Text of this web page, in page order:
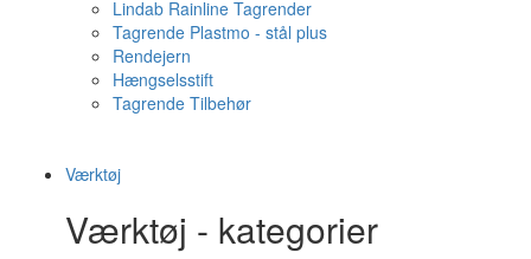
Lindab Rainline Tagrender
Tagrende Plastmo - stål plus
Rendejern
Hængselsstift
Tagrende Tilbehør
Værktøj
Værktøj - kategorier